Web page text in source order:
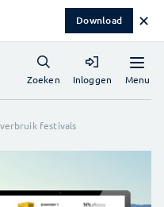
Download ✕
Menu
Zoeken Inloggen
festivals